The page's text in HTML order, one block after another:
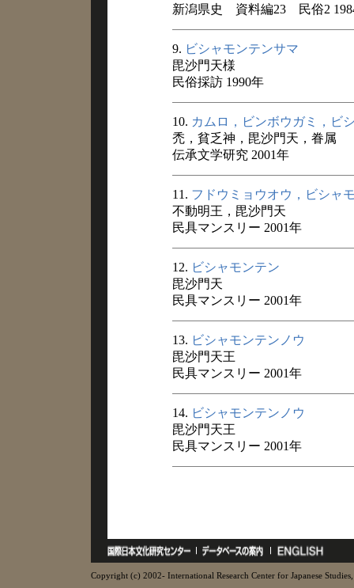
新潟県史 資料編23 民俗2
9. ビシャモンテンサマ
毘沙門天様
民俗採訪 1990年
10. カムロ，ビンボウガミ，ビ
禿，貧乏神，毘沙門天，眷属
伝承文学研究 2001年
11. フドウミョウオウ，ビシャ
不動明王，毘沙門天
民具マンスリー 2001年
12. ビシャモンテン
毘沙門天
民具マンスリー 2001年
13. ビシャモンテンノウ
毘沙門天王
民具マンスリー 2001年
14. ビシャモンテンノウ
毘沙門天王
民具マンスリー 2001年
Copyright (c) 2002- International Research Center for Japanese